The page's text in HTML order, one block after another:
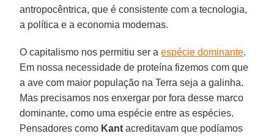
antropocêntrica, que é consistente com a tecnologia,
a política e a economia modernas.
O capitalismo nos permitiu ser aespécie dominante.
Em nossa necessidade de proteína fizemos com que
a ave com maior população na Terra seja a galinha.
Mas precisamos nos enxergar por fora desse marco
dominante, como uma espécie entre as espécies.
Pensadores como Kant acreditavam que podíamos